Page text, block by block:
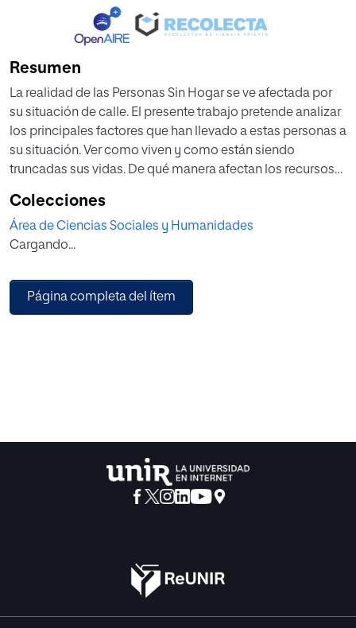
Resumen
La realidad de las Personas Sin Hogar se ve afectada por
su situación de calle. El presente trabajo pretende analizar
los principales factores que han llevado a estas personas a
su situación. Ver como viven y como están siendo
truncadas sus vidas. De qué manera afectan los recursos
cómo un proceso degenerativo constante y progresivo en
estas personas hacen una situación difícil, que necesita de
una emergencia social por parte de la administración
la que atraviesan y ofrecer servicios para mejorar tanto
higiénicamente como dietéticamente.
Colecciones
Área de Ciencias Sociales y Humanidades
Cargando...
Página completa del ítem